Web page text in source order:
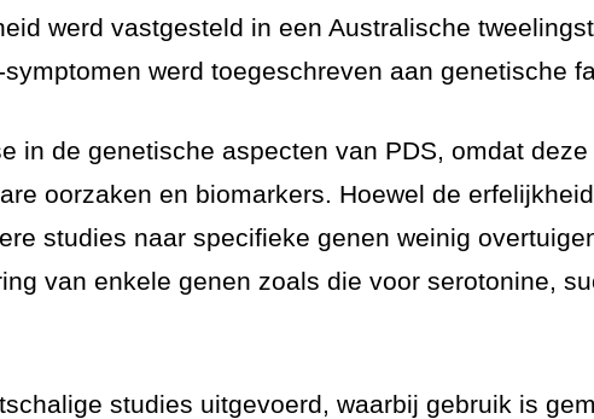
werd vastgesteld in een Australische
werd toegeschreven aan genetische
in de genetische aspecten van PDS, omdat
oorzaken en biomarkers. Hoewel de
studies naar specifieke genen weinig
van enkele genen zoals die voor serotonine,
studies uitgevoerd, waarbij gebruik is